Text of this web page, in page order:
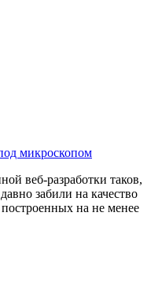
микроскопом
веб-разработки таков,
забили на качество
на не менее